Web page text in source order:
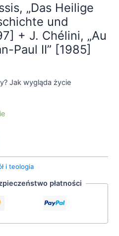
„Das Heilige
und
+ J. Chélini, „Au
Paul II” [1985]
Jak wygląda życie
i teologia
płatności